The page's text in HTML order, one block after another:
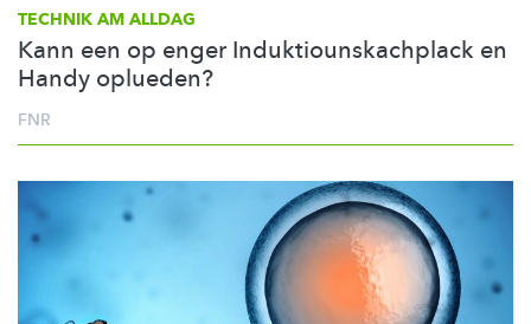
TECHNIK AM ALLDAG
Kann een op enger Induktiounskachplack en
Handy oplueden?
FNR